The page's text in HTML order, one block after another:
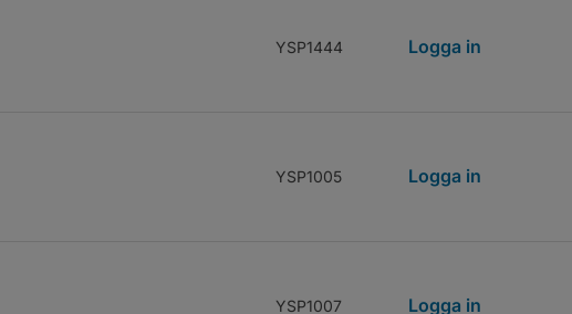
YSP1444 Logga in
YSP1005 Logga in
YSP1007 Logga in